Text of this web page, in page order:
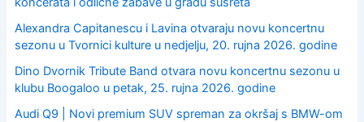
Alexandra Capitanescu i Lavina otvaraju novu koncertnu
sezonu u Tvornici kulture u nedjelju, 20. rujna 2026. godine
Dino Dvornik Tribute Band otvara novu koncertnu sezonu u
klubu Boogaloo u petak, 25. rujna 2026. godine
Audi Q9 | Novi premium SUV spreman za okršaj s BMW-om